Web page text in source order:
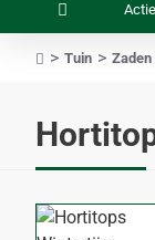
Tuin Zaden